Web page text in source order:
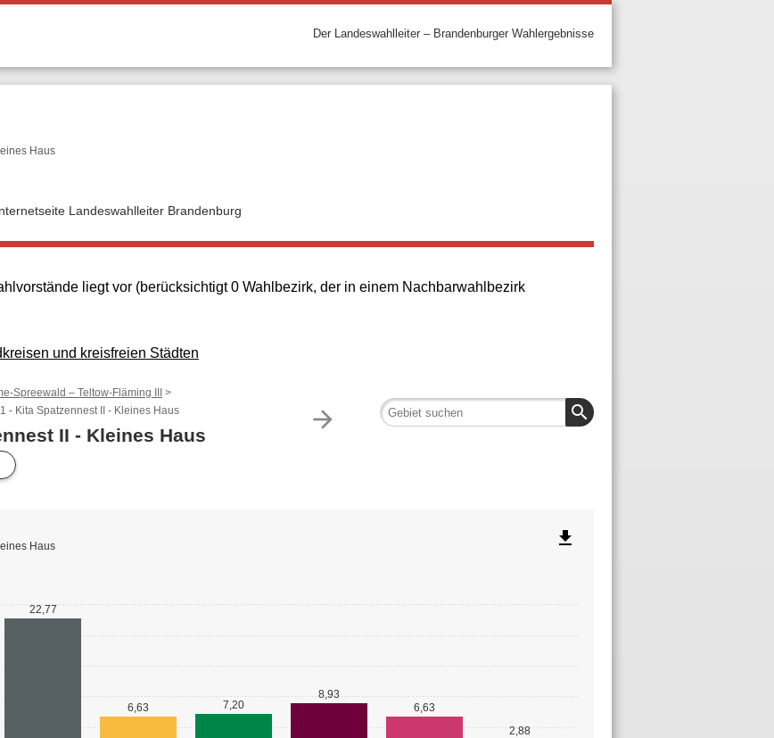
Der Landeswahlleiter – Brandenburger Wahlergebnisse
Haus
Landeswahlleiter Brandenburg
liegt vor (berücksichtigt 0 Wahlbezirk, der in einem Nachbarwahlbezirk
und kreisfreien Städten
arrow_forward
Spreewald – Teltow-Fläming III
- Kita Spatzennest II - Kleines Haus
II - Kleines Haus
search
22,77
6,63 7,20
8,93
6,63
2,88
Haus
file_download